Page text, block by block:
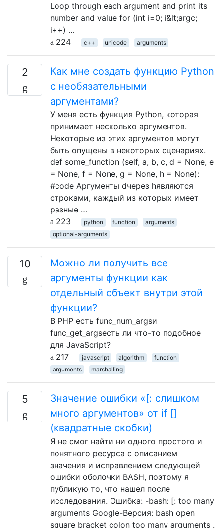
Loop through each argument and print its
number and value for (int i=0; i&lt;argc;
i++) …
224
c++ unicode arguments
2
Как мне создать функцию Python
с необязательными
аргументами?
У меня есть функция Python, которая
принимает несколько аргументов.
Некоторые из этих аргументов могут
быть опущены в некоторых сценариях.
def some_function (self, a, b, c, d = None, e
= None, f = None, g = None, h = None):
#code Аргументы dчерез hявляются
строками, каждый из которых имеет
разные …
223
python function
arguments
optional-arguments
10
Можно ли получить все
аргументы функции как
отдельный объект внутри этой
функции?
В PHP есть func_num_argsи
func_get_argsесть ли что-то подобное
для JavaScript?
217
javascript algorithm
function
arguments
marshalling
5
Значение ошибки «[: слишком
много аргументов» от if []
(квадратные скобки)
Я не смог найти ни одного простого и
понятного ресурса с описанием
значения и исправлением следующей
ошибки оболочки BASH, поэтому я
публикую то, что нашел после
исследования. Ошибка: -bash: [: too many
arguments Google-Версия: bash open
square bracket colon too many arguments .